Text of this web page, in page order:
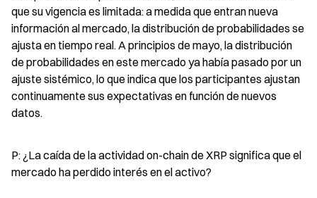
que su vigencia es limitada: a medida que entran nueva
información al mercado, la distribución de probabilidades se
ajusta en tiempo real. A principios de mayo, la distribución
de probabilidades en este mercado ya había pasado por un
ajuste sistémico, lo que indica que los participantes ajustan
continuamente sus expectativas en función de nuevos
datos.
P: ¿La caída de la actividad on-chain de XRP significa que el
mercado ha perdido interés en el activo?